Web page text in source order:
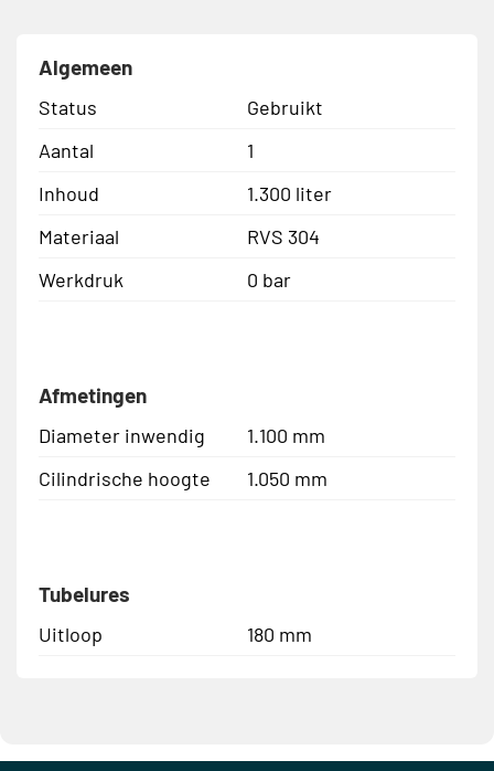
Algemeen
Status
Gebruikt
Aantal
1
Inhoud
1.300 liter
Materiaal
RVS 304
Werkdruk
0 bar
Afmetingen
Diameter inwendig
1.100 mm
Cilindrische hoogte
1.050 mm
Tubelures
Uitloop 180 mm